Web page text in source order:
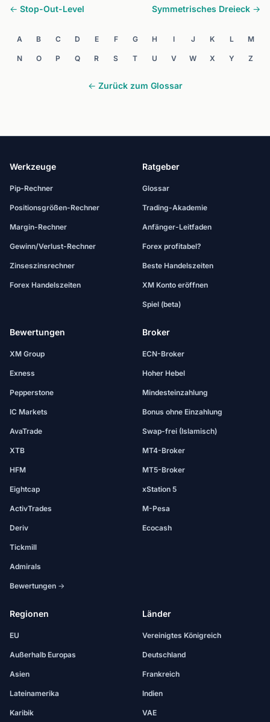
← Stop-Out-Level Symmetrisches Dreieck →
A B C D E F G H I J K L M
N O P Q R S T U V W X Y Z
← Zurück zum Glossar
Werkzeuge
Pip-Rechner
Positionsgrößen-Rechner
Margin-Rechner
Gewinn/Verlust-Rechner
Zinseszinsrechner
Forex Handelszeiten
Ratgeber
Glossar
Trading-Akademie
Anfänger-Leitfaden
Forex profitabel?
Beste Handelszeiten
XM Konto eröffnen
Spiel (beta)
Bewertungen
XM Group
Exness
Pepperstone
IC Markets
AvaTrade
XTB
HFM
Eightcap
ActivTrades
Deriv
Tickmill
Admirals
Bewertungen →
Broker
ECN-Broker
Hoher Hebel
Mindesteinzahlung
Bonus ohne Einzahlung
Swap-frei (Islamisch)
MT4-Broker
MT5-Broker
xStation 5
M-Pesa
Ecocash
Regionen
EU
Außerhalb Europas
Asien
Lateinamerika
Karibik
Länder
Vereinigtes Königreich
Deutschland
Frankreich
Indien
VAE